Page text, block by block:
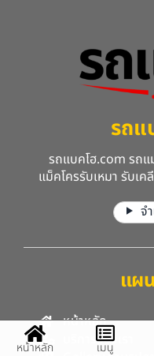
รถแ
รถแบคโฮ.com รถแ
แม็คโครรับเหมา รับเ
จ
แผ
หน้าหลัก
บริการของเรา
หน้าหลัก เมนู